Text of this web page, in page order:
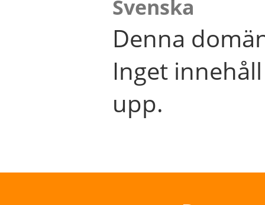
Svenska
Denna
Inget
upp.